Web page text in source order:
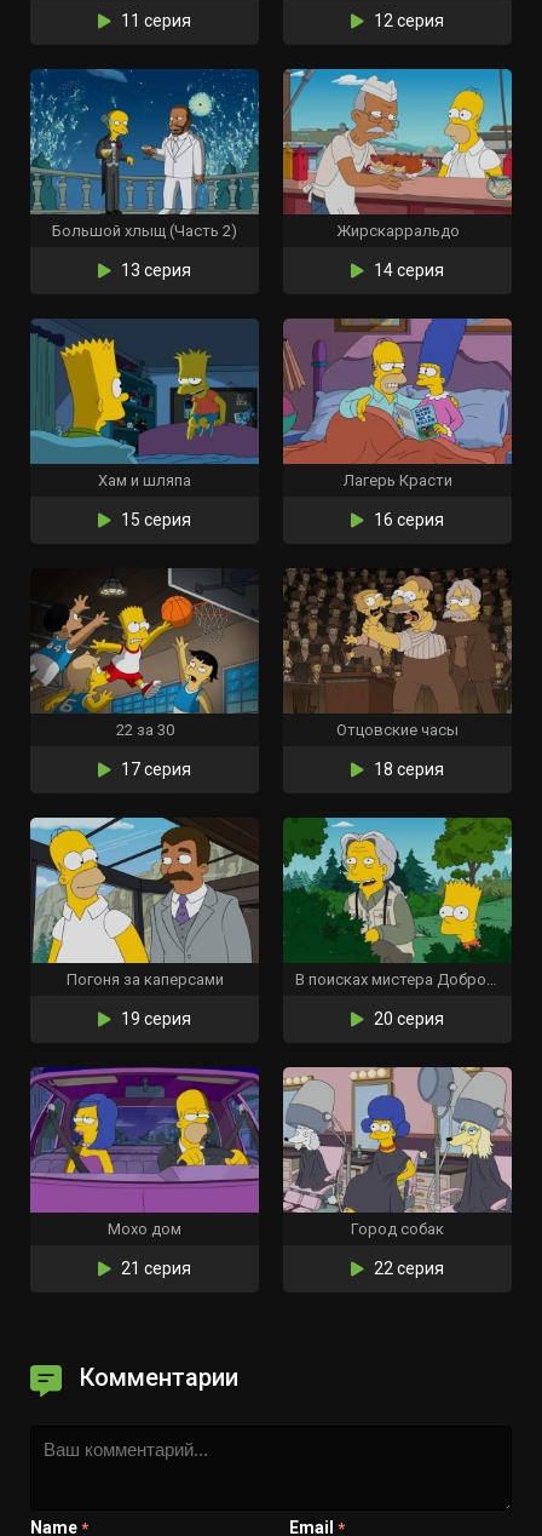
11 серия 12 серия
Большой хлыщ (Часть 2)
13 серия
Жирскарральдо
14 серия
Хам и шляпа
15 серия
Лагерь Красти
16 серия
22 за 30
17 серия
Отцовские часы
18 серия
Погоня за каперсами
19 серия
В поисках мистера Добробарта
20 серия
Мохо дом
21 серия
Город собак
22 серия
Комментарии
Name * Email *